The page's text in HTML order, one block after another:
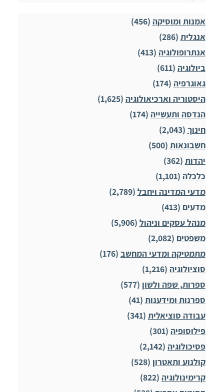
אמנות ומוסיקה (456)
אנגלית (286)
אנתרופולוגיה (413)
ביולוגיה (611)
גאוגרפיה (174)
היסטוריה וארכיאולוגיה (1,625)
הנדסה ותעשייה (174)
חינוך (2,043)
חשבונאות (500)
יהדות (362)
כלכלה (1,101)
מדעי המדינה ויחבל (2,789)
מדעים (413)
מנהל עסקים וניהול (5,906)
משפטים (2,082)
מתמטיקה ומדעי המחשב (176)
סוציולוגיה (1,216)
ספרות, שפה ולשון (577)
ספרנות ומידענות (41)
עבודה סוציאלית (341)
פילוסופיה (301)
פסיכולוגיה (2,142)
קולנוע ותאטרון (528)
קרימינולוגיה (822)